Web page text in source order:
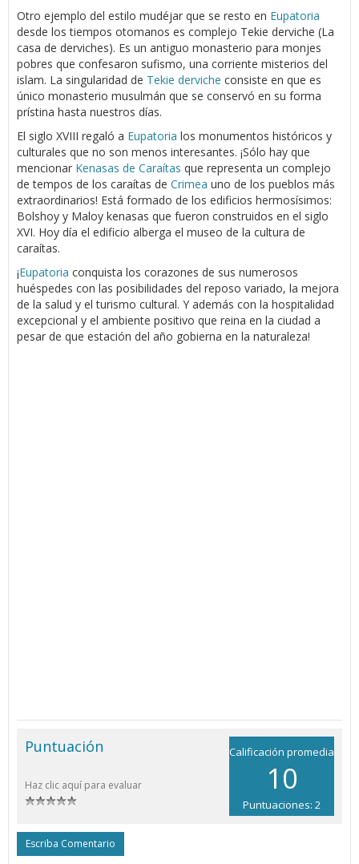
Otro ejemplo del estilo mudéjar que se resto en Eupatoria
desde los tiempos otomanos es complejo Tekie derviсhe (La
casa de derviсhes). Es un antiguo monasterio para monjes
pobres que confesaron sufismo, una corriente misterios del
islam. La singularidad de Tekie derviche consiste en que es
único monasterio musulmán que se conservó en su forma
prístina hasta nuestros días.
El siglo XVIII regaló a Eupatoria los monumentos históricos y
culturales que no son menos interesantes. ¡Sólo hay que
mencionar Kenasas de Caraítas que representa un complejo
de tempos de los caraítas de Crimea uno de los pueblos más
extraordinarios! Está formado de los edificios hermosísimos:
Bolshoy y Maloy kenasas que fueron construidos en el siglo
XVI. Hoy día el edificio alberga el museo de la cultura de
caraítas.
¡Eupatoria conquista los corazones de sus numerosos
huéspedes con las posibilidades del reposo variado, la mejora
de la salud y el turismo cultural. Y además con la hospitalidad
excepcional y el ambiente positivo que reina en la ciudad a
pesar de que estación del año gobierna en la naturaleza!
Calificación promedia
10
Puntuaciones: 2
Puntuación
Haz clic aquí para evaluar
Escriba Comentario